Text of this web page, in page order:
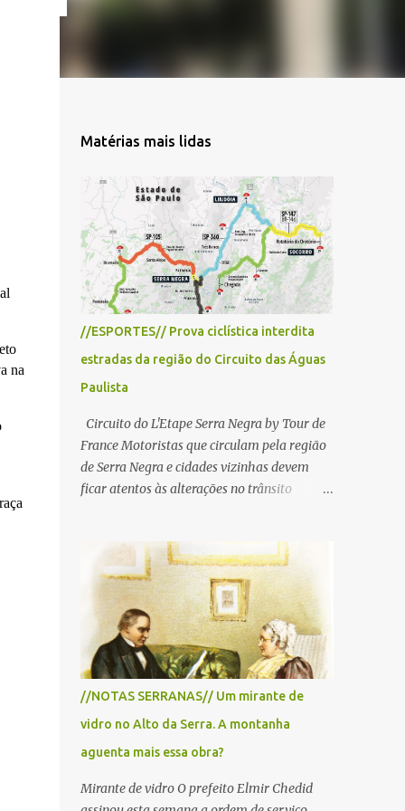
na
Matérias mais lidas
//ESPORTES// Prova ciclística interdita
estradas da região do Circuito das Águas
Paulista
Circuito do L'Etape Serra Negra by Tour de
France Motoristas que circulam pela região
de Serra Negra e cidades vizinhas devem
ficar atentos às alterações no trânsito
realização do L'Étape Serra Negra by Tour
de France presented by Nubank.
Considerado o principal circuito de ciclismo
amador da América Latina, o evento reunirá
atletas de diferentes regiões do país e terá
percursos passando pelos municípios de
Serra Negra, Amparo, Monte Alegre do Sul,
Lindoia e Socorro. Para garantir a segurança
dos participantes e do público, diversos
trechos de rodovias e estradas da região
longo da prova. A largada será na Rua
//NOTAS SERRANAS// Um mirante de
vidro no Alto da Serra. A montanha
aguenta mais essa obra?
Mirante de vidro O prefeito Elmir Chedid